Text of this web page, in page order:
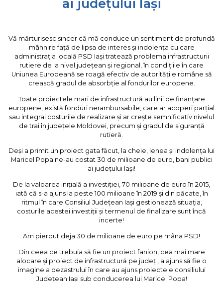
ai județului Iași
Vă mărturisesc sincer că mă conduce un sentiment de profundă
mâhnire față de lipsa de interes și indolența cu care
administrația locală PSD Iași tratează problema infrastructurii
rutiere de la nivel județean și regional, în condițiile în care
Uniunea Europeană se roagă efectiv de autoritățile române să
crească gradul de absorbție al fondurilor europene.
Toate proiectele mari de infrastructură au linii de finanțare
europene, există fonduri nerambursabile, care ar acoperi parțial
sau integral costurile de realizare și ar crește semnificativ nivelul
de trai în județele Moldovei, precum și gradul de siguranță
rutieră.
Deși a primit un proiect gata făcut, la cheie, lenea și indolența lui
Maricel Popa ne-au costat 30 de milioane de euro, bani publici
ai județului Iași!
De la valoarea inițială a investiției, 70 milioane de euro în 2015,
iată că s-a ajuns la peste 100 milioane în 2019 și din păcate, în
ritmul în care Consiliul Județean Iași gestionează situația,
costurile acestei investiții și termenul de finalizare sunt încă
incerte!
Am pierdut deja 30 de milioane de euro pe mâna PSD!
Din ceea ce trebuia să fie un proiect fanion, cea mai mare
alocare și proiect de infrastructură pe județ , a ajuns să fie o
imagine a dezastrului în care au ajuns proiectele consiliului
Județean Iași sub conducerea lui Maricel Popa!